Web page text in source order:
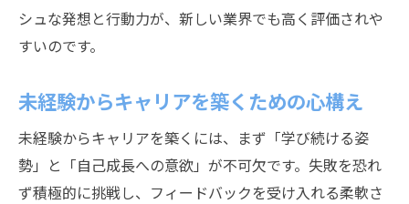
シュな発想と行動力が、新しい業界でも高く評価されや
すいのです。
未経験からキャリアを築くための心構え
未経験からキャリアを築くには、まず「学び続ける姿
勢」と「自己成長への意欲」が不可欠です。失敗を恐れ
ず積極的に挑戦し、フィードバックを受け入れる柔軟さ